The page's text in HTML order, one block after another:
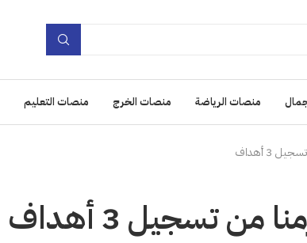
منصات الرياضة منصات الخرج منصات التعليم
3 أهداف
تسجيل 3 أهداف